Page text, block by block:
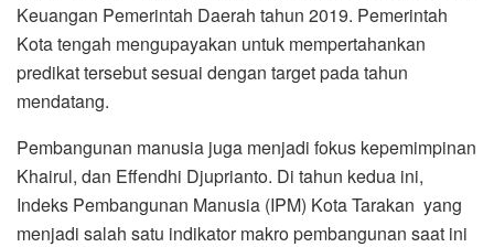
Keuangan Pemerintah Daerah tahun 2019. Pemerintah
Kota tengah mengupayakan untuk mempertahankan
predikat tersebut sesuai dengan target pada tahun
mendatang.
Pembangunan manusia juga menjadi fokus kepemimpinan
Khairul, dan Effendhi Djuprianto. Di tahun kedua ini,
Indeks Pembangunan Manusia (IPM) Kota Tarakan yang
menjadi salah satu indikator makro pembangunan saat ini